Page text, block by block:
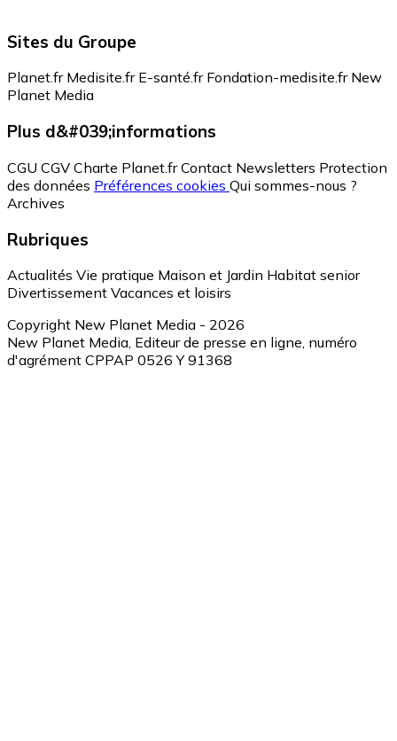
Sites du Groupe
Planet.fr Medisite.fr E-santé.fr Fondation-medisite.fr New
Planet Media
Plus d&#039;informations
CGU CGV Charte Planet.fr Contact Newsletters Protection
des données Préférences cookies Qui sommes-nous ?
Archives
Rubriques
Actualités Vie pratique Maison et Jardin Habitat senior
Divertissement Vacances et loisirs
Copyright New Planet Media - 2026
New Planet Media, Editeur de presse en ligne, numéro
d'agrément CPPAP 0526 Y 91368